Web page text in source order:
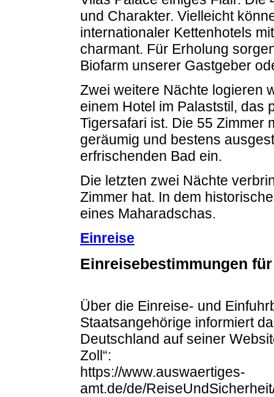
und Charakter. Vielleicht
internationaler Kettenhotels
charmant. Für Erholung
Biofarm unserer Gastgeber
Zwei weitere Nächte logieren
einem Hotel im Palaststil, das
Tigersafari ist. Die 55 Zimmer
geräumig und bestens
erfrischenden Bad ein.
Die letzten zwei Nächte
Zimmer hat. In dem
eines Maharadschas.
Einreise
Einreisebestimmungen
Über die Einreise- und
Staatsangehörige informiert
Deutschland auf seiner
Zoll“:
https://www.auswaertiges-
amt.de/de/